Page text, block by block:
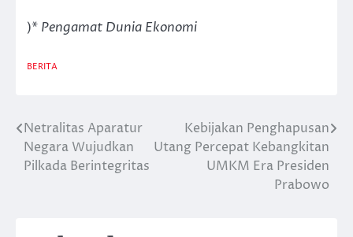
)* Pengamat Dunia Ekonomi
BERITA
Post
navigation
Netralitas Aparatur
Negara Wujudkan
Pilkada Berintegritas
Kebijakan Penghapusan
Utang Percepat Kebangkitan
UMKM Era Presiden
Prabowo